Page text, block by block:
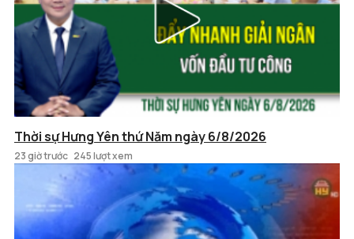
Thời sự Hưng Yên thứ Năm ngày 6/8/2026
23 giờ trước 245 lượt xem